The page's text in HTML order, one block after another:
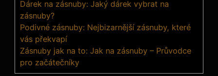
Dárek na zásnuby: Jaký dárek vybrat na
zásnuby?
Podivné zásnuby: Nejbizarnější zásnuby, které
vás překvapí
Zásnuby jak na to: Jak na zásnuby – Průvodce
pro začátečníky